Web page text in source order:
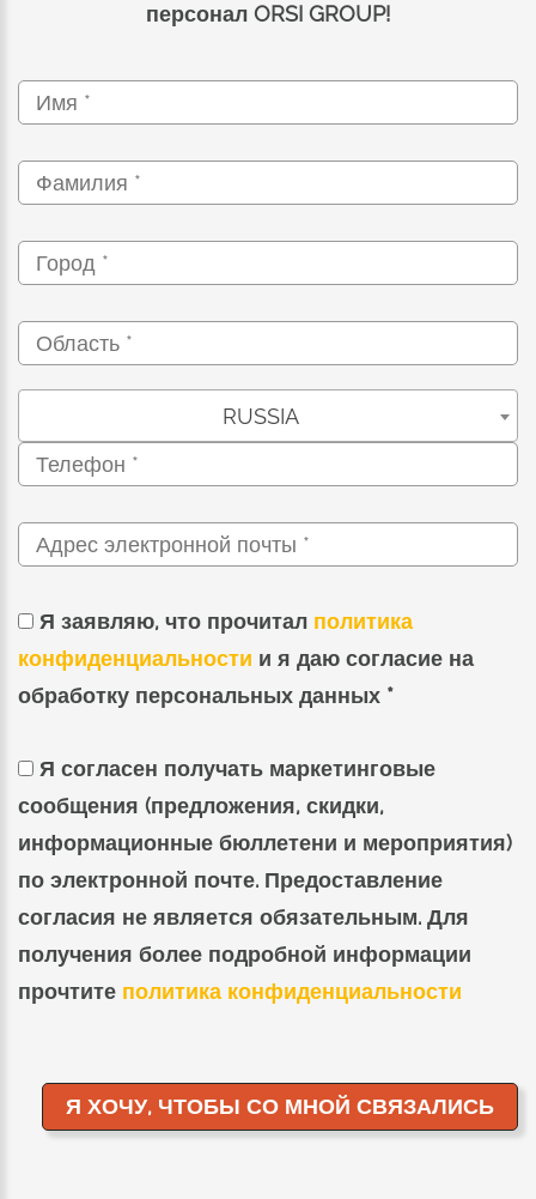
персонал ORSI GROUP!
RUSSIA
Я заявляю, что прочитал политика
конфиденциальности и я даю согласие на
обработку персональных данных *
Я согласен получать маркетинговые
сообщения (предложения, скидки,
информационные бюллетени и мероприятия)
по электронной почте. Предоставление
согласия не является обязательным. Для
получения более подробной информации
прочтите политика конфиденциальности